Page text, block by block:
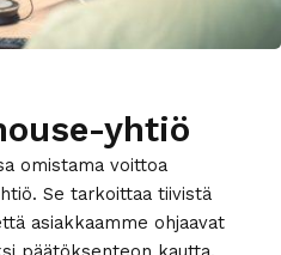
yhtiö
omistama voittoa
Se tarkoittaa tiivistä
asiakkaamme ohjaavat